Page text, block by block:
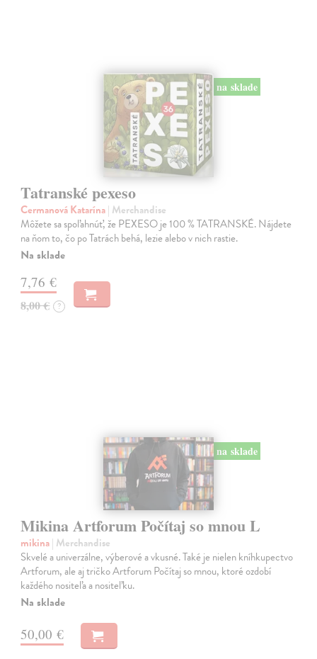
na sklade
Tatranské pexeso
Cermanová Katarína| Merchandise
Môžete sa spoľahnúť, že PEXESO je 100 % TATRANSKÉ. Nájdete
na ňom to, čo po Tatrách behá, lezie alebo v nich rastie.
Na sklade
7,76 €
8,00 € ?
na sklade
Mikina Artforum Počítaj so mnou L
mikina| Merchandise
Skvelé a univerzálne, výberové a vkusné. Také je nielen kníhkupectvo
Artforum, ale aj tričko Artforum Počítaj so mnou, ktoré ozdobí
každého nositeľa a nositeľku.
Na sklade
50,00 €